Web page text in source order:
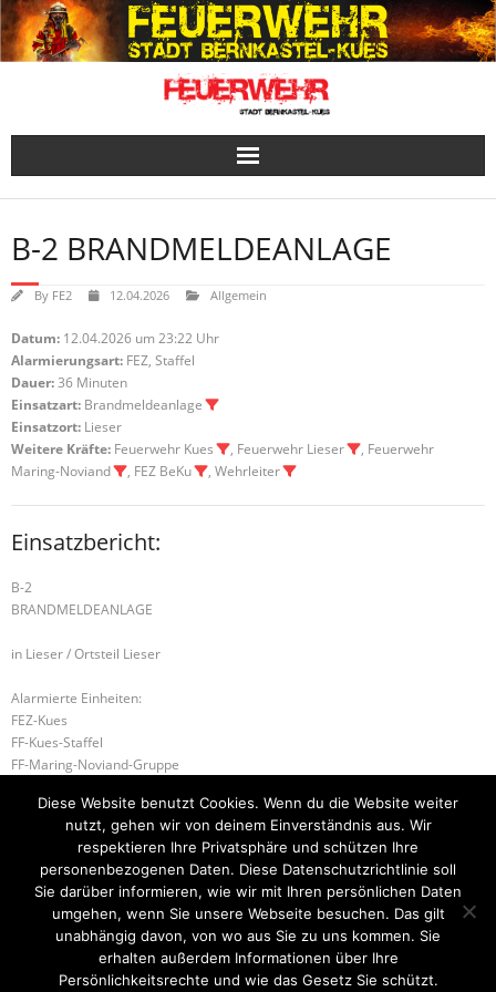
Skip
to
content
B-2 BRANDMELDEANLAGE
By FE2 12.04.2026 Allgemein
Datum: 12.04.2026 um 23:22 Uhr
Alarmierungsart: FEZ, Staffel
Dauer:36 Minuten
Einsatzart: Brandmeldeanlage
Einsatzort: Lieser
Weitere Kräfte: Feuerwehr Kues , Feuerwehr Lieser
, Feuerwehr
Maring-Noviand
, FEZ BeKu , Wehrleiter
Einsatzbericht:
B-2
BRANDMELDEANLAGE
in Lieser / Ortsteil Lieser
Alarmierte Einheiten:
FEZ-Kues
FF-Kues-Staffel
FF-Maring-Noviand-Gruppe
Führungsstaffel-BeKu
B-1 BRAND 1 B-2 BRANDMELDEANLAGE
Startseite Einsätze Mitglied werden Über uns
Diese Website benutzt Cookies. Wenn du die Website weiter
nutzt, gehen wir von deinem Einverständnis aus. Wir
respektieren Ihre Privatsphäre und schützen Ihre
personenbezogenen Daten. Diese Datenschutzrichtlinie soll
Sie darüber informieren, wie wir mit Ihren persönlichen Daten
umgehen, wenn Sie unsere Webseite besuchen. Das gilt
unabhängig davon, von wo aus Sie zu uns kommen. Sie
erhalten außerdem Informationen über Ihre
Persönlichkeitsrechte und wie das Gesetz Sie schützt.